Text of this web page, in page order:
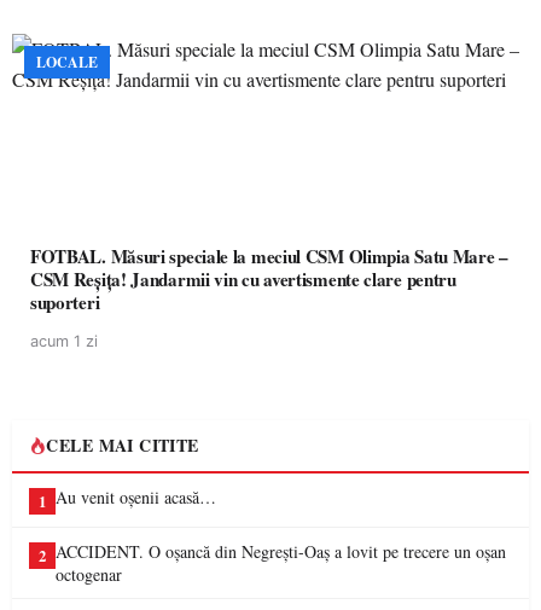
LOCALE
FOTBAL. Măsuri speciale la meciul CSM Olimpia Satu Mare –
CSM Reșița! Jandarmii vin cu avertismente clare pentru
suporteri
acum 1 zi
CELE MAI CITITE
1 Au venit oșenii acasă…
2 ACCIDENT. O oșancă din Negrești-Oaș a lovit pe trecere un oșan
octogenar